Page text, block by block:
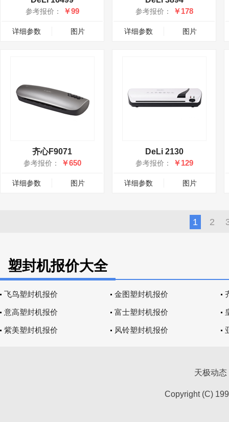
参考报价： ￥99
详细参数 图片
参考报价： ￥178
详细参数 图片
齐心F9071
参考报价： ￥650
详细参数 图片
DeLi 2130
参考报价： ￥129
详细参数 图片
1 2
塑封机报价大全
飞鸟塑封机报价 金图塑封机报价
意高塑封机报价 富士塑封机报价
紫美塑封机报价 风铃塑封机报价
天极动态
Copyright (C)